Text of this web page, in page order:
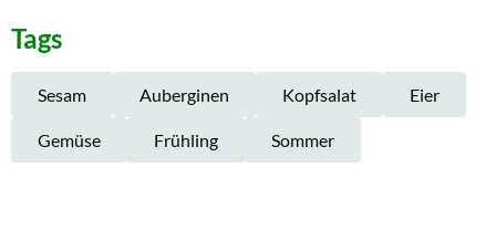
Tags
Sesam Auberginen Kopfsalat Eier
Gemüse Frühling Sommer